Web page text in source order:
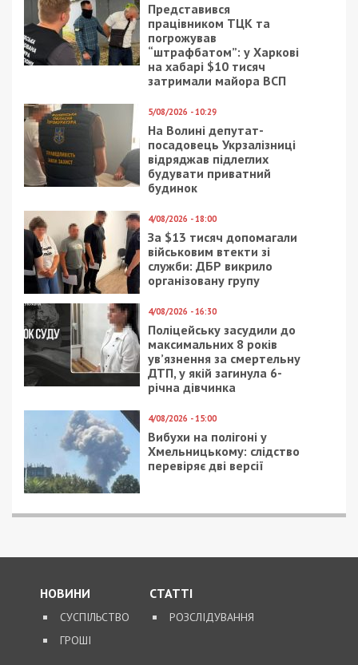
Представився
працівником ТЦК та
погрожував
“штрафбатом”: у Харкові
на хабарі $10 тисяч
затримали майора ВСП
5/08/2026 - 10:29
На Волині депутат-
посадовець Укрзалізниці
відряджав підлеглих
будувати приватний
будинок
4/08/2026 - 18:00
За $13 тисяч допомагали
військовим втекти зі
служби: ДБР викрило
організовану групу
4/08/2026 - 16:30
Поліцейську засудили до
максимальних 8 років
ув’язнення за смертельну
ДТП, у якій загинула 6-
річна дівчинка
4/08/2026 - 15:00
Вибухи на полігоні у
Хмельницькому: слідство
перевіряє дві версії
НОВИНИ
СУСПІЛЬСТВО
ГРОШІ
СТАТТІ
РОЗСЛІДУВАННЯ